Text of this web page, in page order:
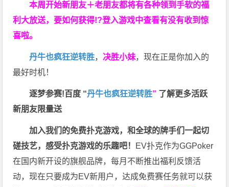
本周开始新朋友＋老朋友都将有各种领到手软的福
利大放送，要如何获得!?登入游戏中查看有没有收到惊
喜啦。
丹牛也疯狂逆转胜， 决胜小妹，现在正是你加入的
最好时机！
逐梦参赛!百度 “丹牛也疯狂逆转胜” 了解更多活跃
新朋友限量送
加入我们的免费扑克游戏，和全球的牌手们一起切
磋技艺，感受扑克游戏的乐趣吧！ EV扑克作为GGPoker
在国内新开设的旗舰品牌，每月不断推出福利反馈活
动，现在只要成为EV新用户，达成免费赛任务就可以获